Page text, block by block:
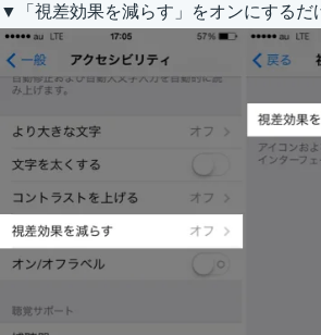
▼「視差効果を減らす」をオンにするだ